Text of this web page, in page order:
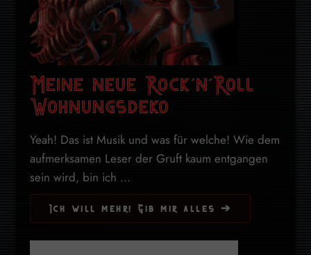
Meine neue Rock’n’Roll
Wohnungsdeko
Yeah! Das ist Musik und was für welche! Wie dem
aufmerksamen Leser der Gruft kaum entgangen
sein wird, bin ich ...
Ich will mehr! Gib mir alles ➔